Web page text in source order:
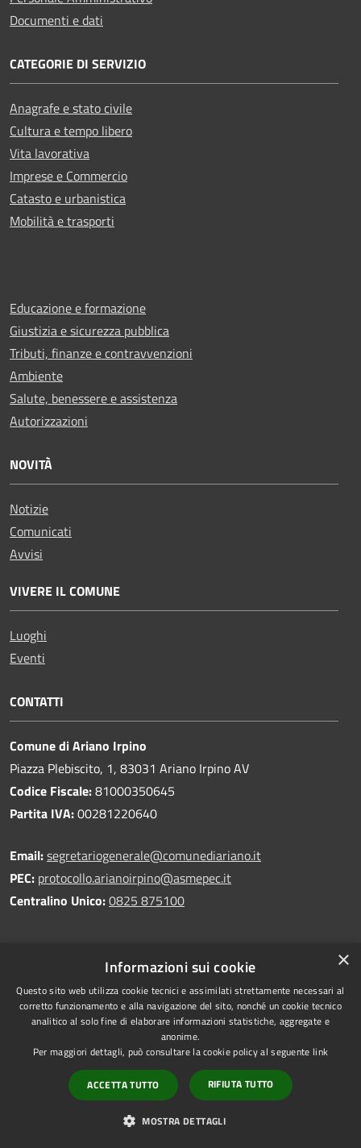
Documenti e dati
CATEGORIE DI SERVIZIO
Anagrafe e stato civile
Cultura e tempo libero
Vita lavorativa
Imprese e Commercio
Catasto e urbanistica
Mobilità e trasporti
Educazione e formazione
Giustizia e sicurezza pubblica
Tributi, finanze e contravvenzioni
Ambiente
Salute, benessere e assistenza
Autorizzazioni
NOVITÀ
Notizie
Comunicati
Avvisi
VIVERE IL COMUNE
Luoghi
Eventi
CONTATTI
Comune di Ariano Irpino
Piazza Plebiscito, 1, 83031 Ariano Irpino AV
Codice Fiscale:81000350645
Partita IVA:00281220640
Email:segretariogenerale@comunediariano.it
PEC: protocollo.arianoirpino@asmepec.it
Centralino Unico:0825 875100
Prenotazione appuntamento
Segnalazione disservizio
Richiesta di assistenza
×
Informazioni sui cookie
Questo sito web utilizza cookie tecnici e assimilati strettamente necessari al
corretto funzionamento e alla navigazione del sito, nonché un cookie tecnico
analitico al solo fine di elaborare informazioni statistiche, aggregate e
anonime.
Per maggiori dettagli, può consultare la cookie policy al seguente link
ACCETTA TUTTO RIFIUTA TUTTO
MOSTRA DETTAGLI